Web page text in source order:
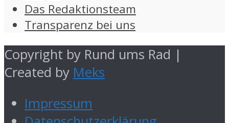
Das Redaktionsteam
Transparenz bei uns
Copyright by Rund ums Rad |
Created by Meks
Impressum